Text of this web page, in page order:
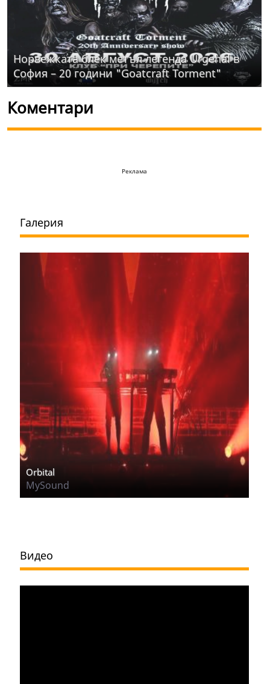
Норвежката блек метъл легенда Urgehal в
София – 20 години "Goatcraft Torment"
Коментари
Реклама
Галерия
Orbital
MySound
Видео